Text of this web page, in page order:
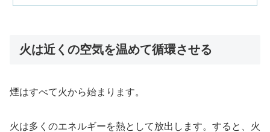
火は近くの空気を温めて循環させる
煙はすべて火から始まります。
火は多くのエネルギーを熱として放出します。すると、火